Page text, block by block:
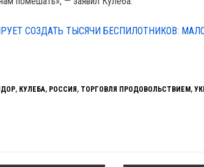
СОЗДАТЬ ТЫСЯЧИ БЕСПИЛОТНИКОВ:
, КУЛЕБА, РОССИЯ , ТОРГОВЛЯ ПРОДОВОЛЬСТВИЕМ ,